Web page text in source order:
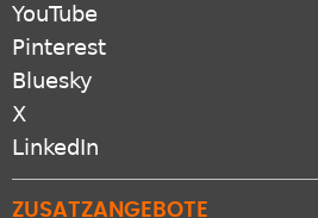
YouTube
Pinterest
Bluesky
X
LinkedIn
ZUSATZANGEBOTE